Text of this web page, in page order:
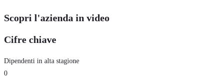
Scopri l'azienda in video
Cifre chiave
Dipendenti in alta stagione
0